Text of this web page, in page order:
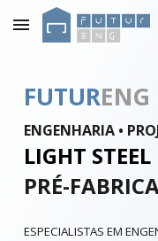
Skip to main content
FUTURENG
ENGENHARIA •
LIGHT
PRÉ-
ESPECIALISTAS EM